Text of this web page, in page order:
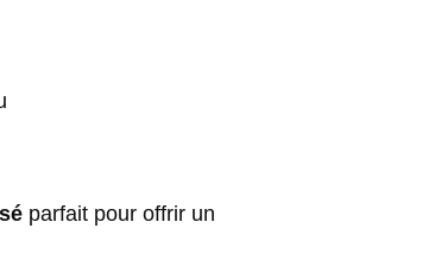
parfait pour offrir un